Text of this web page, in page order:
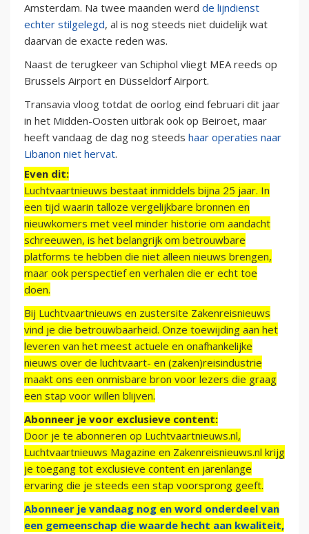
Amsterdam. Na twee maanden werd de lijndienst
echter stilgelegd, al is nog steeds niet duidelijk wat
daarvan de exacte reden was.
Naast de terugkeer van Schiphol vliegt MEA reeds op
Brussels Airport en Düsseldorf Airport.
Transavia vloog totdat de oorlog eind februari dit jaar
in het Midden-Oosten uitbrak ook op Beiroet, maar
heeft vandaag de dag nog steeds haar operaties naar
Libanon niet hervat.
Even dit:
Luchtvaartnieuws bestaat inmiddels bijna 25 jaar. In
een tijd waarin talloze vergelijkbare bronnen en
nieuwkomers met veel minder historie om aandacht
schreeuwen, is het belangrijk om betrouwbare
platforms te hebben die niet alleen nieuws brengen,
maar ook perspectief en verhalen die er echt toe
doen.
Bij Luchtvaartnieuws en zustersite Zakenreisnieuws
vind je die betrouwbaarheid. Onze toewijding aan het
leveren van het meest actuele en onafhankelijke
nieuws over de luchtvaart- en (zaken)reisindustrie
maakt ons een onmisbare bron voor lezers die graag
een stap voor willen blijven.
Abonneer je voor exclusieve content:
Door je te abonneren op Luchtvaartnieuws.nl,
Luchtvaartnieuws Magazine en Zakenreisnieuws.nl krijg
je toegang tot exclusieve content en jarenlange
ervaring die je steeds een stap voorsprong geeft.
Abonneer je vandaag nog en word onderdeel van
een gemeenschap die waarde hecht aan kwaliteit,